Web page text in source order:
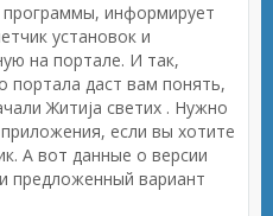
программы, информирует
установок и
на портале. И так,
портала даст вам понять,
Житија светих . Нужно
если вы хотите
А вот данные о версии
предложенный вариант